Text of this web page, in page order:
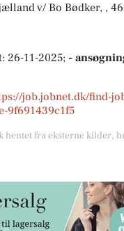
v/ Bo Bødker, ,
26-11-2025; -
job.jobnet.dk/find-
9f691439c1f5
hentet fra eksterne kilder,